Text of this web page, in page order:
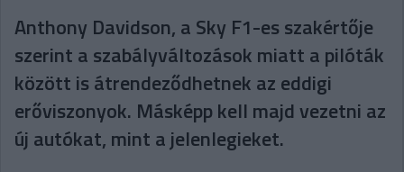
Anthony Davidson, a Sky F1-es szakértője
szerint a szabályváltozások miatt a pilóták
között is átrendeződhetnek az eddigi
erőviszonyok. Másképp kell majd vezetni az
új autókat, mint a jelenlegieket.